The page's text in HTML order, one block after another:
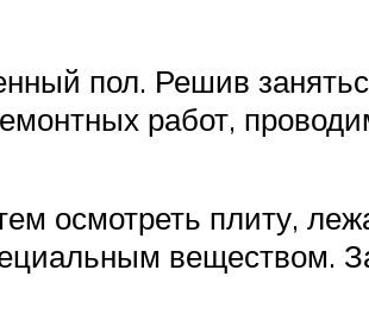
пол. Решив
работ,
осмотреть плиту,
веществом.